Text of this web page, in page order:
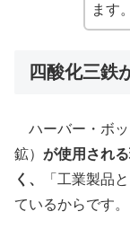
ます。
四酸化三鉄
ハーバー・ボッ
鉱） が使用され
く、
「工業製品
ているからです。